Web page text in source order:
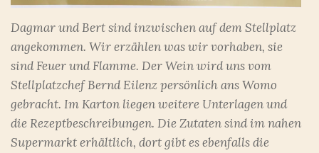
Dagmar und Bert sind inzwischen auf dem Stellplatz
angekommen. Wir erzählen was wir vorhaben, sie
sind Feuer und Flamme. Der Wein wird uns vom
Stellplatzchef Bernd Eilenz persönlich ans Womo
gebracht. Im Karton liegen weitere Unterlagen und
die Rezeptbeschreibungen. Die Zutaten sind im nahen
Supermarkt erhältlich, dort gibt es ebenfalls die